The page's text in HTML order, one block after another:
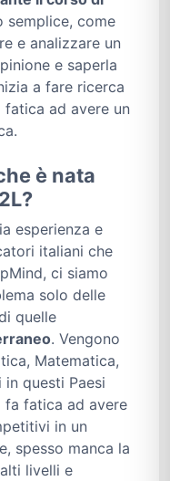
semplice, come
e analizzare un
e saperla
a fare ricerca
ad avere un
è nata
esperienza e
italiani che
ci siamo
solo delle
quelle
. Vengono
Matematica,
questi Paesi
fa fatica ad avere
in un
spesso manca la
livelli e